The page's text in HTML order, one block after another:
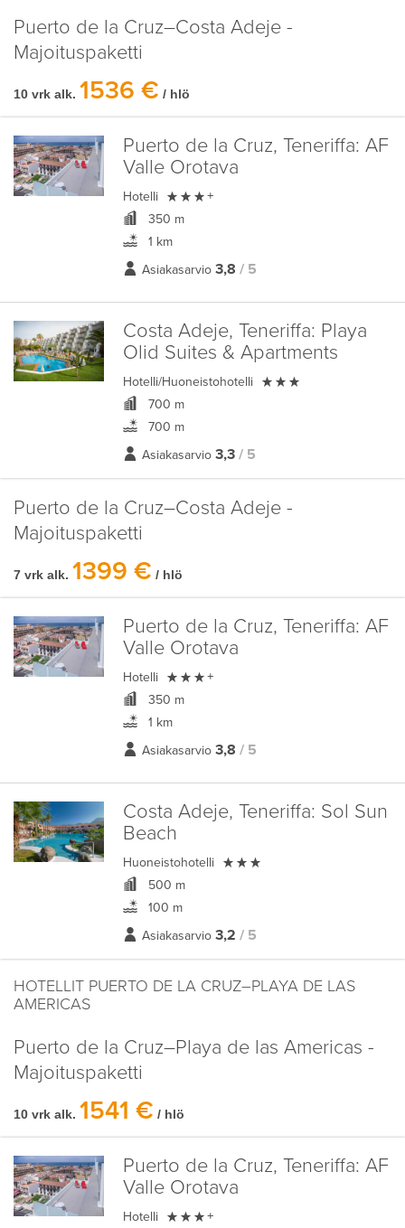
Puerto de la Cruz–Costa Adeje -
Majoituspaketti
10 vrk alk. 1536 € / hlö
Puerto de la Cruz, Teneriffa: AF
Valle Orotava
Hotelli  +
350 m
1 km
Asiakasarvio 3,8 / 5
Costa Adeje, Teneriffa: Playa
Olid Suites & Apartments
Hotelli/Huoneistohotelli 
700 m
700 m
Asiakasarvio 3,3 / 5
Puerto de la Cruz–Costa Adeje -
Majoituspaketti
7 vrk alk. 1399 € / hlö
Puerto de la Cruz, Teneriffa: AF
Valle Orotava
Hotelli  +
350 m
1 km
Asiakasarvio 3,8 / 5
Costa Adeje, Teneriffa: Sol Sun
Beach
Huoneistohotelli 
500 m
100 m
Asiakasarvio 3,2 / 5
HOTELLIT PUERTO DE LA CRUZ–PLAYA DE LAS
AMERICAS
Puerto de la Cruz–Playa de las Americas -
Majoituspaketti
10 vrk alk. 1541 € / hlö
Puerto de la Cruz, Teneriffa: AF
Valle Orotava
Hotelli  +